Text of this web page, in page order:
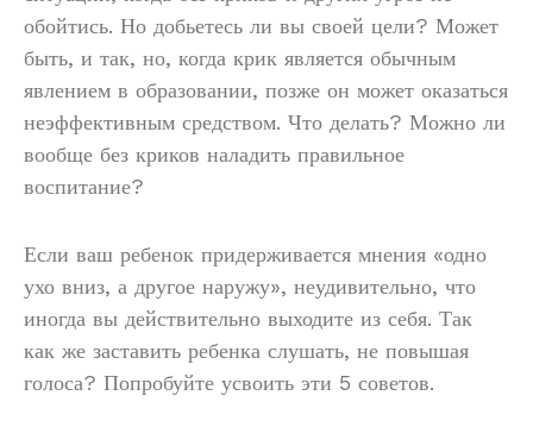
обойтись. Но добьетесь ли вы своей цели? Может
быть, и так, но, когда крик является обычным
явлением в образовании, позже он может оказаться
неэффективным средством. Что делать? Можно ли
вообще без криков наладить правильное
воспитание?
Если ваш ребенок придерживается мнения «одно
ухо вниз, а другое наружу», неудивительно, что
иногда вы действительно выходите из себя. Так
как же заставить ребенка слушать, не повышая
голоса? Попробуйте усвоить эти 5 советов.